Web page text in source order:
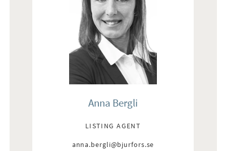
Anna Bergli
LISTING AGENT
E-post:
anna.bergli@bjurfors.se